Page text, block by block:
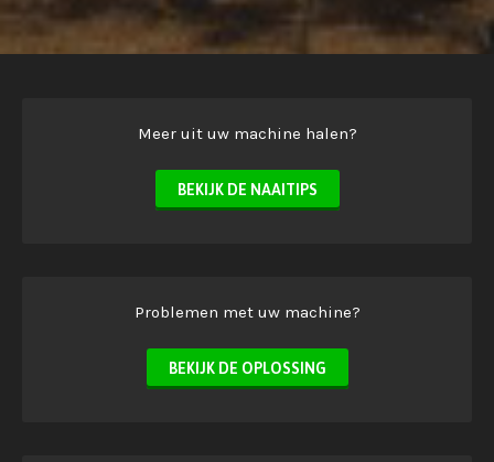
Meer uit uw machine halen?
BEKIJK DE NAAITIPS
Problemen met uw machine?
BEKIJK DE OPLOSSING